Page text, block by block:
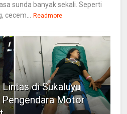
sunda banyak sekali. Seperti
cecem... Readmore
di Sukaluyu
Pengendara Motor